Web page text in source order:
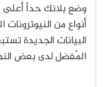
وضع بلانك حداً
أنواع من
البيانات الجديدة
المُفضل لدى بعض